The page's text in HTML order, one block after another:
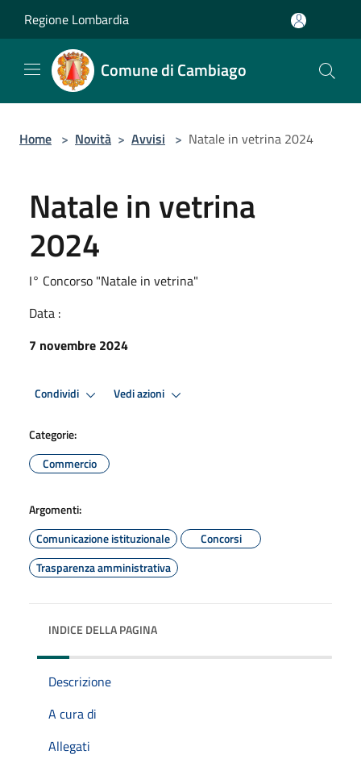
Regione Lombardia
Comune di Cambiago
Home > Novità > Avvisi > Natale in vetrina 2024
Natale in vetrina
2024
I° Concorso "Natale in vetrina"
Data :
7 novembre 2024
Condividi Vedi azioni
Categorie:
Commercio
Argomenti:
Comunicazione istituzionale
Concorsi
Trasparenza amministrativa
INDICE DELLA PAGINA
Descrizione
A cura di
Allegati